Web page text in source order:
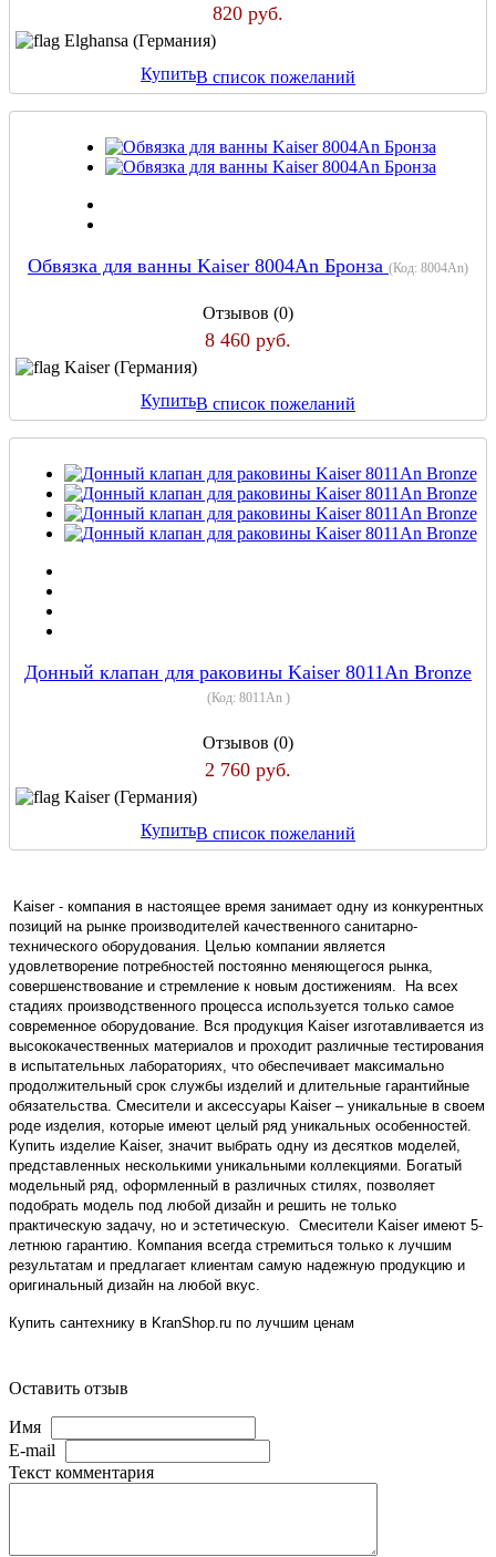
820 руб.
Elghansa (Германия)
КупитьВ список пожеланий
Обвязка для ванны Kaiser 8004An Бронза (Код: 8004An)
Отзывов (0)
8 460 руб.
Kaiser (Германия)
КупитьВ список пожеланий
Донный клапан для раковины Kaiser 8011An Bronze
(Код: 8011An )
Отзывов (0)
2 760 руб.
Kaiser (Германия)
КупитьВ список пожеланий
Kaiser - компания в настоящее время занимает одну из конкурентных
позиций на рынке производителей качественного санитарно-
технического оборудования. Целью компании является
удовлетворение потребностей постоянно меняющегося рынка,
совершенствование и стремление к новым достижениям. На всех
стадиях производственного процесса используется только самое
современное оборудование. Вся продукция Kaiser изготавливается из
высококачественных материалов и проходит различные тестирования
в испытательных лабораториях, что обеспечивает максимально
продолжительный срок службы изделий и длительные гарантийные
обязательства. Смесители и аксессуары Kaiser – уникальные в своем
роде изделия, которые имеют целый ряд уникальных особенностей.
Купить изделие Kaiser, значит выбрать одну из десятков моделей,
представленных несколькими уникальными коллекциями. Богатый
модельный ряд, оформленный в различных стилях, позволяет
подобрать модель под любой дизайн и решить не только
практическую задачу, но и эстетическую. Смесители Kaiser имеют 5-
летнюю гарантию. Компания всегда стремиться только к лучшим
результатам и предлагает клиентам самую надежную продукцию и
оригинальный дизайн на любой вкус.
Купить сантехнику в KranShop.ru по лучшим ценам
Оставить отзыв
Имя
E-mail
Текст комментария